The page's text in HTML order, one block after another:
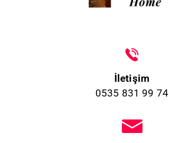
İletişim
0535 831 99 74